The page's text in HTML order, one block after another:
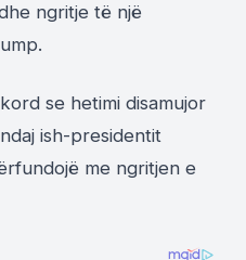
ngritje të një
se hetimi disamujor
ish-presidentit
me ngritjen e